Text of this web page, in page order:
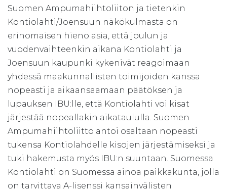
Suomen Ampumahiihtoliiton ja tietenkin
Kontiolahti/Joensuun näkökulmasta on
erinomaisen hieno asia, että joulun ja
vuodenvaihteenkin aikana Kontiolahti ja
Joensuun kaupunki kykenivät reagoimaan
yhdessä maakunnallisten toimijoiden kanssa
nopeasti ja aikaansaamaan päätöksen ja
lupauksen IBU:lle, että Kontiolahti voi kisat
järjestää nopeallakin aikataululla. Suomen
Ampumahiihtoliitto antoi osaltaan nopeasti
tukensa Kontiolahdelle kisojen järjestämiseksi ja
tuki hakemusta myös IBU:n suuntaan. Suomessa
Kontiolahti on Suomessa ainoa paikkakunta, jolla
on tarvittava A-lisenssi kansainvälisten